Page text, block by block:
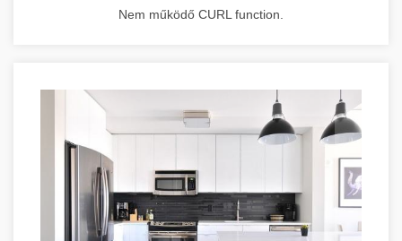
Nem működő CURL function.